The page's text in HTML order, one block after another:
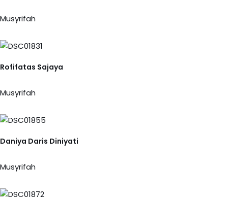
Musyrifah
Rofifatas Sajaya
Musyrifah
Daniya Daris Diniyati
Musyrifah